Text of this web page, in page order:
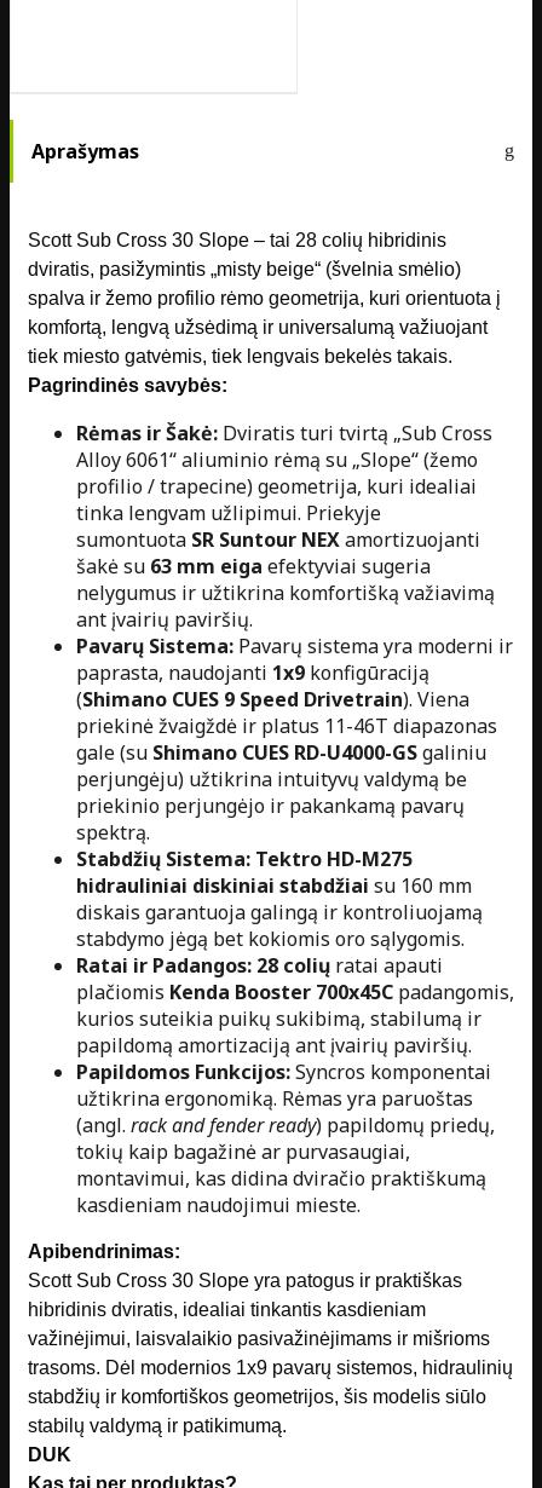
Aprašymas
Scott Sub Cross 30 Slope – tai 28 colių hibridinis
dviratis, pasižymintis „misty beige“ (švelnia smėlio)
spalva ir žemo profilio rėmo geometrija, kuri orientuota į
komfortą, lengvą užsėdimą ir universalumą važiuojant
tiek miesto gatvėmis, tiek lengvais bekelės takais.
Pagrindinės savybės:
Rėmas ir Šakė: Dviratis turi tvirtą „Sub Cross
Alloy 6061“ aliuminio rėmą su „Slope“ (žemo
profilio / trapecine) geometrija, kuri idealiai
tinka lengvam užlipimui. Priekyje
sumontuota SR Suntour NEXamortizuojanti
šakė su 63 mm eiga efektyviai sugeria
nelygumus ir užtikrina komfortišką važiavimą
ant įvairių paviršių.
Pavarų Sistema: Pavarų sistema yra moderni ir
paprasta, naudojanti 1x9 konfigūraciją
(Shimano CUES 9 Speed Drivetrain). Viena
priekinė žvaigždė ir platus 11-46T diapazonas
gale (su Shimano CUES RD-U4000-GSgaliniu
perjungėju) užtikrina intuityvų valdymą be
priekinio perjungėjo ir pakankamą pavarų
spektrą.
Stabdžių Sistema: Tektro HD-M275
hidrauliniai diskiniai stabdžiai su 160 mm
diskais garantuoja galingą ir kontroliuojamą
stabdymo jėgą bet kokiomis oro sąlygomis.
Ratai ir Padangos: 28 colių ratai apauti
plačiomis Kenda Booster 700x45C padangomis,
kurios suteikia puikų sukibimą, stabilumą ir
papildomą amortizaciją ant įvairių paviršių.
Papildomos Funkcijos:Syncros komponentai
užtikrina ergonomiką. Rėmas yra paruoštas
(angl. rack and fender ready) papildomų priedų,
tokių kaip bagažinė ar purvasaugiai,
montavimui, kas didina dviračio praktiškumą
kasdieniam naudojimui mieste.
Apibendrinimas:
Scott Sub Cross 30 Slope yra patogus ir praktiškas
hibridinis dviratis, idealiai tinkantis kasdieniam
važinėjimui, laisvalaikio pasivažinėjimams ir mišrioms
trasoms. Dėl modernios 1x9 pavarų sistemos, hidraulinių
stabdžių ir komfortiškos geometrijos, šis modelis siūlo
stabilų valdymą ir patikimumą.
DUK